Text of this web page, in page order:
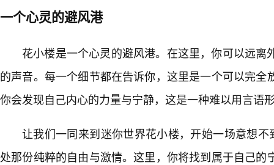
一个心灵的避风港
花小楼是一个心灵的避风港。在这里，你可以远离
的声音。每一个细节都在告诉你，这里是一个可以完全
你会发现自己内心的力量与宁静，这是一种难以用言语
让我们一同来到迷你世界花小楼，开始一场意想不
处那份纯粹的自由与激情。这里，你将找到属于自己的